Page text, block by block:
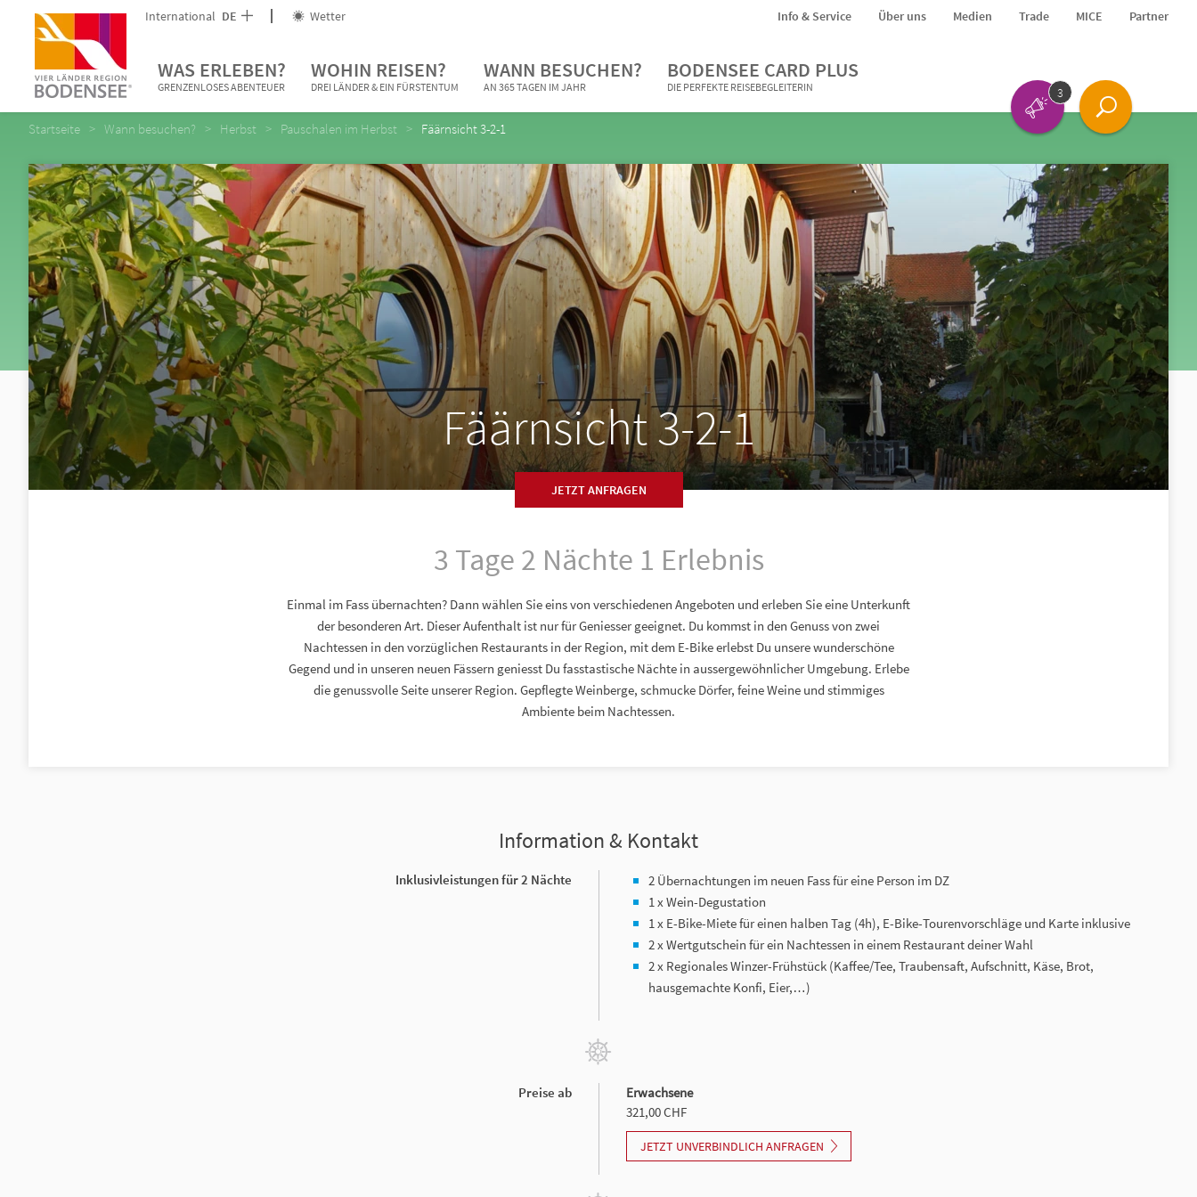
International DE Wetter Info & Service Über uns Medien Trade MICE Partner
WAS ERLEBEN?
GRENZENLOSES ABENTEUER
WOHIN REISEN?
DREI LÄNDER & EIN FÜRSTENTUM
WANN BESUCHEN?
AN 365 TAGEN IM JAHR
BODENSEE CARD PLUS
DIE PERFEKTE REISEBEGLEITERIN 3
Startseite Wann besuchen? Herbst Pauschalen im Herbst Fäärnsicht 3-2-1
Fäärnsicht 3-2-1
JETZT ANFRAGEN
3 Tage 2 Nächte 1 Erlebnis
Einmal im Fass übernachten? Dann wählen Sie eins von verschiedenen Angeboten und erleben Sie eine Unterkunft
der besonderen Art. Dieser Aufenthalt ist nur für Geniesser geeignet. Du kommst in den Genuss von zwei
Nachtessen in den vorzüglichen Restaurants in der Region, mit dem E-Bike erlebst Du unsere wunderschöne
Gegend und in unseren neuen Fässern geniesst Du fasstastische Nächte in aussergewöhnlicher Umgebung. Erlebe
die genussvolle Seite unserer Region. Gepflegte Weinberge, schmucke Dörfer, feine Weine und stimmiges
Ambiente beim Nachtessen.
Information & Kontakt
Inklusivleistungen für 2 Nächte
2 Übernachtungen im neuen Fass für eine Person im DZ
1 x Wein-Degustation
1 x E-Bike-Miete für einen halben Tag (4h), E-Bike-Tourenvorschläge und Karte inklusive
2 x Wertgutschein für ein Nachtessen in einem Restaurant deiner Wahl
2 x Regionales Winzer-Frühstück (Kaffee/Tee, Traubensaft, Aufschnitt, Käse, Brot,
hausgemachte Konfi, Eier,…)
Preise ab
Erwachsene
321,00 CHF
JETZT UNVERBINDLICH ANFRAGEN